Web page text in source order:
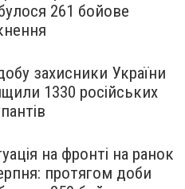
261 бойове
захисники України
1330 російських
на фронті на ранок
протягом доби